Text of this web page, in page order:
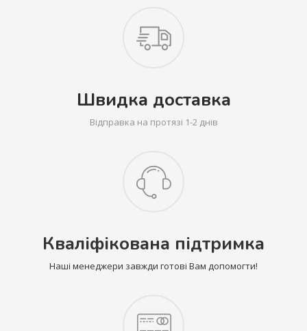
Швидка доставка
Відправка на протязі 1-2 днів
Кваліфікована підтримка
Наші менеджери завжди готові Вам допомогти!